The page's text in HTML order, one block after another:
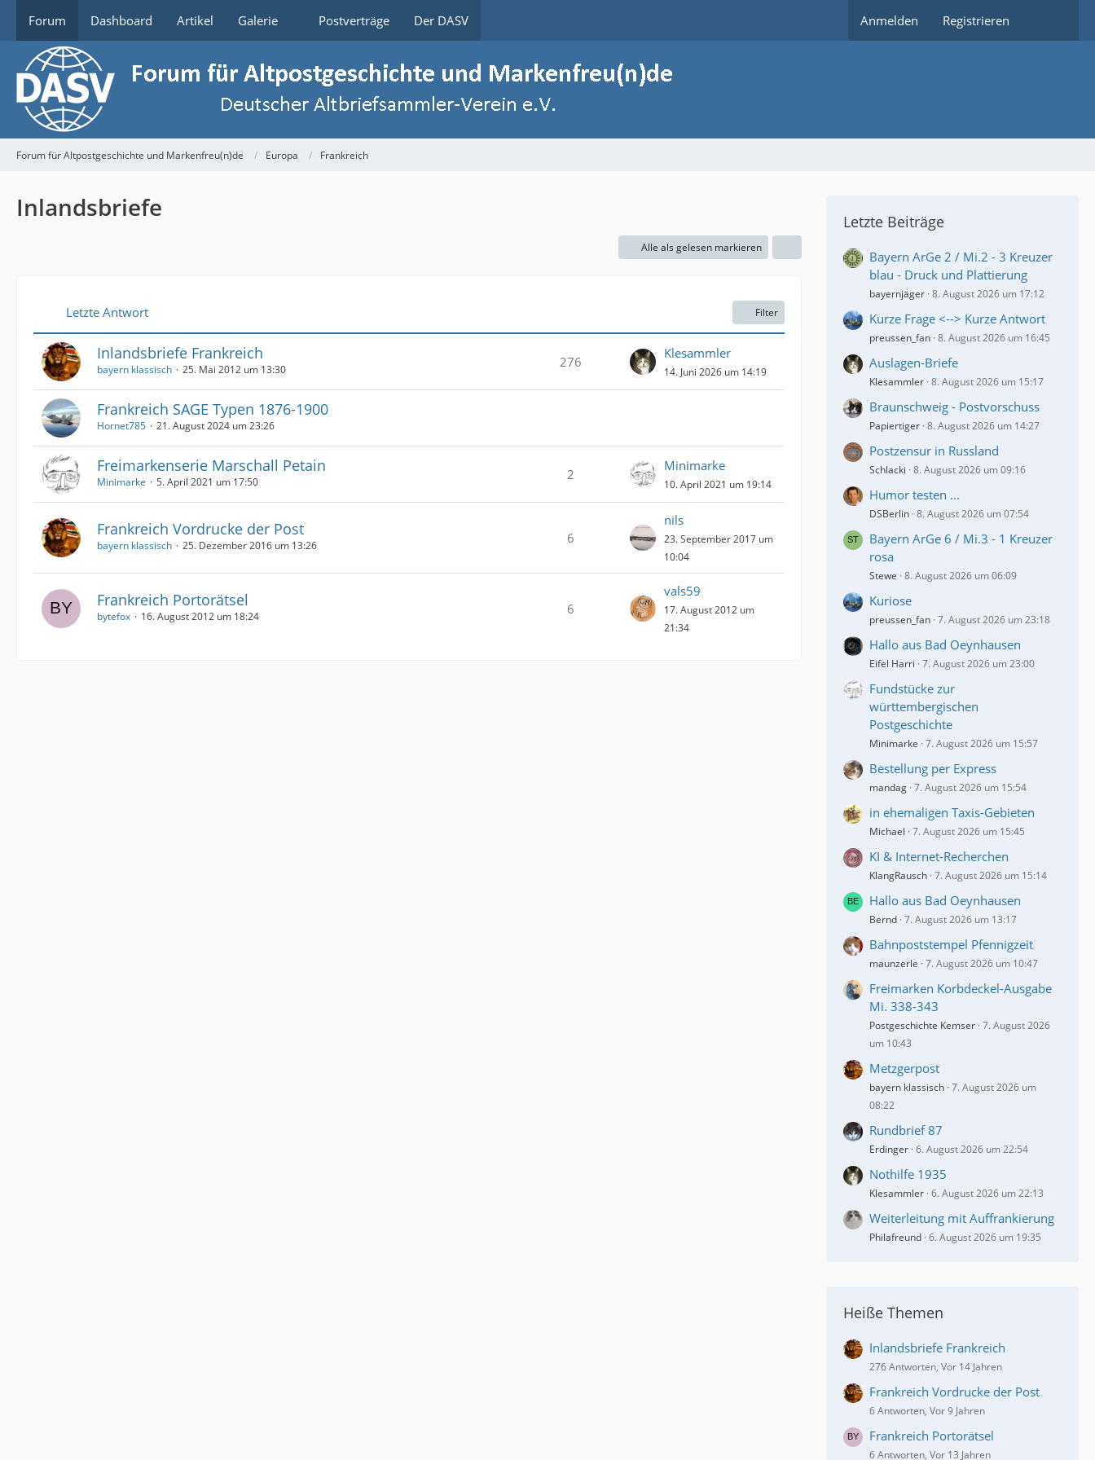
Forum Dashboard Artikel Galerie Postverträge Der DASV Anmelden Registrieren
Forum für Altpostgeschichte und Markenfreu(n)de Europa Frankreich
Inlandsbriefe
Alle als gelesen markieren
Letzte Antwort Filter
Inlandsbriefe Frankreich
bayern klassisch 25. Mai 2012 um 13:30 276
Klesammler
14. Juni 2026 um 14:19
Frankreich SAGE Typen 1876-1900
Hornet785 21. August 2024 um 23:26
Freimarkenserie Marschall Petain
Minimarke 5. April 2021 um 17:50 2
Minimarke
10. April 2021 um 19:14
Frankreich Vordrucke der Post
bayern klassisch 25. Dezember 2016 um 13:26 6
nils
23. September 2017 um
10:04
Frankreich Portorätsel
bytefox 16. August 2012 um 18:24 6
vals59
17. August 2012 um
21:34
Letzte Beiträge
Bayern ArGe 2 / Mi.2 - 3 Kreuzer
blau - Druck und Plattierung
bayernjäger 8. August 2026 um 17:12
Kurze Frage <--> Kurze Antwort
preussen_fan 8. August 2026 um 16:45
Auslagen-Briefe
Klesammler 8. August 2026 um 15:17
Braunschweig - Postvorschuss
Papiertiger 8. August 2026 um 14:27
Postzensur in Russland
Schlacki 8. August 2026 um 09:16
Humor testen ...
DSBerlin 8. August 2026 um 07:54
Bayern ArGe 6 / Mi.3 - 1 Kreuzer
rosa
Stewe 8. August 2026 um 06:09
Kuriose
preussen_fan 7. August 2026 um 23:18
Hallo aus Bad Oeynhausen
Eifel Harri 7. August 2026 um 23:00
Fundstücke zur
württembergischen
Postgeschichte
Minimarke 7. August 2026 um 15:57
Bestellung per Express
mandag 7. August 2026 um 15:54
in ehemaligen Taxis-Gebieten
Michael 7. August 2026 um 15:45
KI & Internet-Recherchen
KlangRausch 7. August 2026 um 15:14
Hallo aus Bad Oeynhausen
Bernd 7. August 2026 um 13:17
Bahnpoststempel Pfennigzeit
maunzerle 7. August 2026 um 10:47
Freimarken Korbdeckel-Ausgabe
Mi. 338-343
Postgeschichte Kemser 7. August 2026
um 10:43
Metzgerpost
bayern klassisch 7. August 2026 um
08:22
Rundbrief 87
Erdinger 6. August 2026 um 22:54
Nothilfe 1935
Klesammler 6. August 2026 um 22:13
Weiterleitung mit Auffrankierung
Philafreund 6. August 2026 um 19:35
Heiße Themen
Inlandsbriefe Frankreich
276 Antworten, Vor 14 Jahren
Frankreich Vordrucke der Post
6 Antworten, Vor 9 Jahren
Frankreich Portorätsel
6 Antworten, Vor 13 Jahren